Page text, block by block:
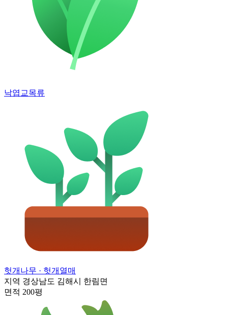
낙엽교목류
헛개나무 · 헛개열매
지역 경상남도 김해시 한림면
면적 200평